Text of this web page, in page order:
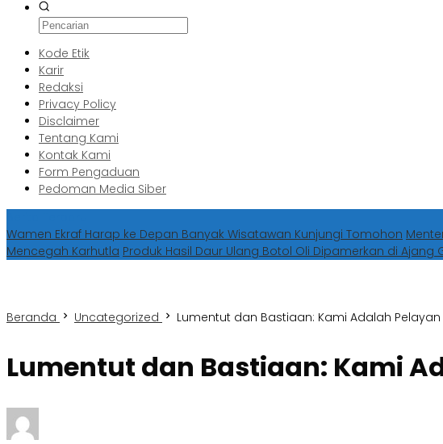
Kode Etik
Karir
Redaksi
Privacy Policy
Disclaimer
Tentang Kami
Kontak Kami
Form Pengaduan
Pedoman Media Siber
Wamen Ekraf Harap ke Depan Banyak Wisatawan Kunjungi Tomohon
Mencegah Karhutla Produk Hasil Daur Ulang Botol Oli Dipamerkan di Ajang
Beranda Uncategorized Lumentut dan Bastiaan: Kami Adalah
Lumentut dan Bastiaan: Kami